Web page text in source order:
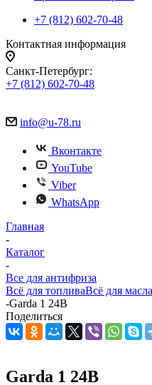
+7 (812) 602-70-48
Контактная информация
Санкт-Петербург:
+7 (812) 602-70-48
info@u-78.ru
Вконтакте
YouTube
Viber
WhatsApp
Главная
-
Каталог
-
Все для антифриза
Всё для топливаВсё для масла
-Garda 1 24В
Поделиться
Garda 1 24В